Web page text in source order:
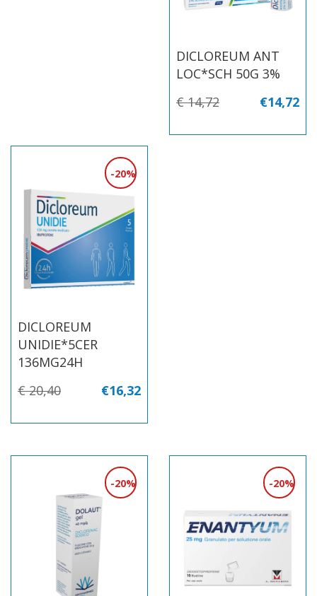
DICLOREUM ANT
LOC*SCH 50G 3%
€14,72
€ 14,72
DICLOREUM
UNIDIE*5CER
136MG24H
20%
€ 20,40 €16,32
20% 20%